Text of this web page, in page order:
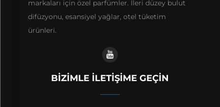
markaları için özel parfümler. İleri düzey bulut
difüzyonu, esansiyel yağlar, otel tüketim
ürünleri.
BIZIMLE İLETIŞIME GEÇIN